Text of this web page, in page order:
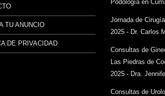
TU ANUNCIO
DE PRIVACIDAD
Podología en
Jornada de
2025 - Dr. Carlos
Consultas de
Las Piedras de
2025 - Dra.
Consultas de